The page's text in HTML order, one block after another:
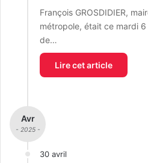
François GROSDIDIER,
métropole, était ce mardi
de…
Lire cet article
Avr
- 2025 -
30 avril